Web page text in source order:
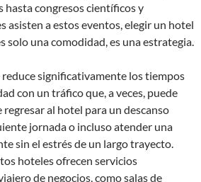
hasta congresos científicos y
asisten a estos eventos, elegir un hotel
solo una comodidad, es una estrategia.
reduce significativamente los tiempos
con un tráfico que, a veces, puede
al hotel para un descanso
jornada o incluso atender una
sin el estrés de un largo trayecto.
hoteles ofrecen servicios
de negocios, como salas de